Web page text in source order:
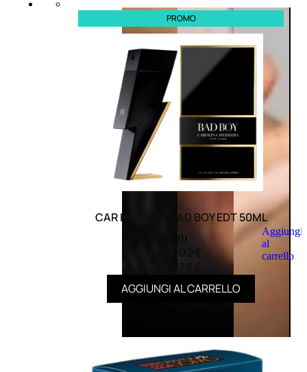
Aggiungi
al
carrello
PROMO
CAR HERRERA BAD BOY EDT 50ML
(0)
€
AGGIUNGI AL CARRELLO